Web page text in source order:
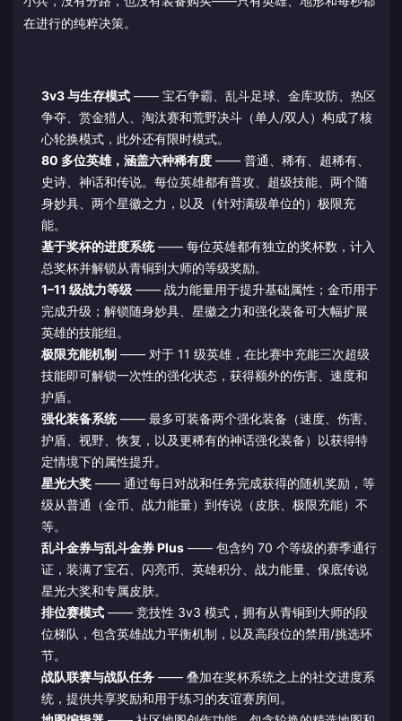
在进行的纯粹决策。
3v3 与生存模式—— 宝石争霸、乱斗足球、金库攻防、热区
争夺、赏金猎人、淘汰赛和荒野决斗（单人/双人）构成了核
心轮换模式，此外还有限时模式。
80 多位英雄，涵盖六种稀有度—— 普通、稀有、超稀有、
史诗、神话和传说。每位英雄都有普攻、超级技能、两个随
身妙具、两个星徽之力，以及（针对满级单位的）极限充
能。
基于奖杯的进度系统—— 每位英雄都有独立的奖杯数，计入
总奖杯并解锁从青铜到大师的等级奖励。
1–11 级战力等级—— 战力能量用于提升基础属性；金币用于
完成升级；解锁随身妙具、星徽之力和强化装备可大幅扩展
英雄的技能组。
极限充能机制—— 对于 11 级英雄，在比赛中充能三次超级
技能即可解锁一次性的强化状态，获得额外的伤害、速度和
护盾。
强化装备系统—— 最多可装备两个强化装备（速度、伤害、
护盾、视野、恢复，以及更稀有的神话强化装备）以获得特
定情境下的属性提升。
星光大奖—— 通过每日对战和任务完成获得的随机奖励，等
级从普通（金币、战力能量）到传说（皮肤、极限充能）不
等。
乱斗金券与乱斗金券 Plus—— 包含约 70 个等级的赛季通行
证，装满了宝石、闪亮币、英雄积分、战力能量、保底传说
星光大奖和专属皮肤。
排位赛模式—— 竞技性 3v3 模式，拥有从青铜到大师的段
位梯队，包含英雄战力平衡机制，以及高段位的禁用/挑选环
节。
战队联赛与战队任务—— 叠加在奖杯系统之上的社交进度系
统，提供共享奖励和用于练习的友谊赛房间。